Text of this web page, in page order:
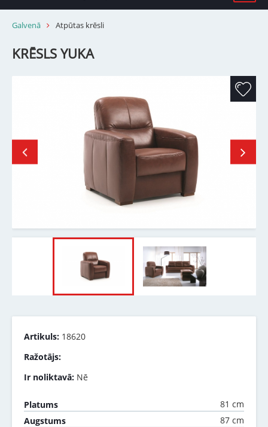
Galvenā Atpūtas krēsli
KRĒSLS YUKA
Artikuls: 18620
Ražotājs:
Ir noliktavā: Nē
Platums
81 cm
Augstums
87 cm